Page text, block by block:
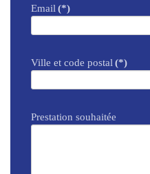
Email (*)
Ville et code postal (*)
Prestation souhaitée